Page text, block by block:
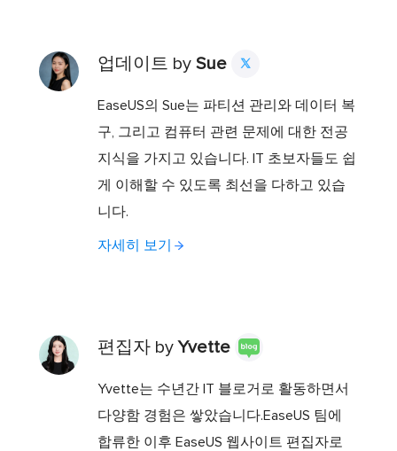
업데이트 bySue 
EaseUS의 Sue는 파티션 관리와 데이터 복
구, 그리고 컴퓨터 관련 문제에 대한 전공
지식을 가지고 있습니다. IT 초보자들도 쉽
게 이해할 수 있도록 최선을 다하고 있습
니다.
자세히 보기
편집자 byYvette
Yvette는 수년간 IT 블로거로 활동하면서
다양함 경험은 쌓았습니다.EaseUS 팀에
합류한 이후 EaseUS 웹사이트 편집자로